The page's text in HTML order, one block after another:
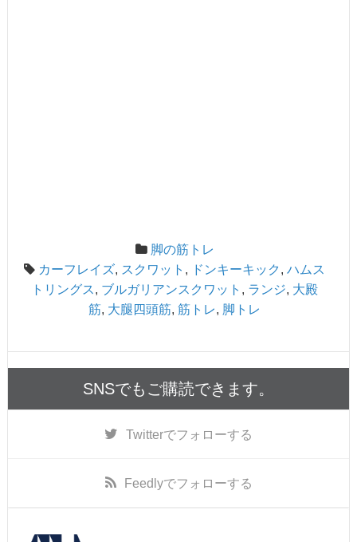
脚の筋トレ
カーフレイズ, スクワット , ドンキーキック , ハムス
トリングス, ブルガリアンスクワット , ランジ, 大殿
筋, 大腿四頭筋, 筋トレ, 脚トレ
SNSでもご購読できます。
Twitterでフォローする
Feedlyでフォローする